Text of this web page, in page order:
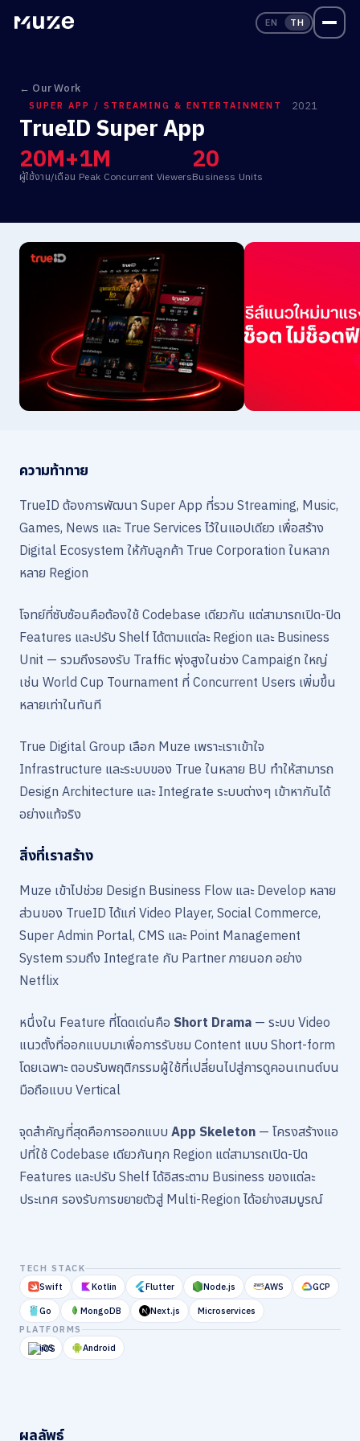
EN TH
← Our Work
SUPER APP / STREAMING & ENTERTAINMENT 2021
TrueID Super App
20M+
ผู้ใช้งาน/เดือน
1M
Peak Concurrent Viewers
20
Business Units
ความท้าทาย
TrueID ต้องการพัฒนา Super App ที่รวม Streaming, Music,
Games, News และ True Services ไว้ในแอปเดียว เพื่อสร้าง
Digital Ecosystem ให้กับลูกค้า True Corporation ในหลาก
หลาย Region
โจทย์ที่ซับซ้อนคือต้องใช้ Codebase เดียวกัน แต่สามารถเปิด-ปิด
Features และปรับ Shelf ได้ตามแต่ละ Region และ Business
Unit — รวมถึงรองรับ Traffic พุ่งสูงในช่วง Campaign ใหญ่
เช่น World Cup Tournament ที่ Concurrent Users เพิ่มขึ้น
หลายเท่าในทันที
True Digital Group เลือก Muze เพราะเราเข้าใจ
Infrastructure และระบบของ True ในหลาย BU ทำให้สามารถ
Design Architecture และ Integrate ระบบต่างๆ เข้าหากันได้
อย่างแท้จริง
สิ่งที่เราสร้าง
Muze เข้าไปช่วย Design Business Flow และ Develop หลาย
ส่วนของ TrueID ได้แก่ Video Player, Social Commerce,
Super Admin Portal, CMS และ Point Management
System รวมถึง Integrate กับ Partner ภายนอก อย่าง
Netflix
หนึ่งใน Feature ที่โดดเด่นคือ Short Drama — ระบบ Video
แนวตั้งที่ออกแบบมาเพื่อการรับชม Content แบบ Short-form
โดยเฉพาะ ตอบรับพฤติกรรมผู้ใช้ที่เปลี่ยนไปสู่การดูคอนเทนต์บน
มือถือแบบ Vertical
จุดสำคัญที่สุดคือการออกแบบ App Skeleton — โครงสร้างแอ
ปที่ใช้ Codebase เดียวกันทุก Region แต่สามารถเปิด-ปิด
Features และปรับ Shelf ได้อิสระตาม Business ของแต่ละ
ประเทศ รองรับการขยายตัวสู่ Multi-Region ได้อย่างสมบูรณ์
TECH STACK
Swift
Kotlin Flutter Node.js AWS GCP
Go MongoDB Next.js
Microservices
PLATFORMS
iOS
Android
ผลลัพธ์